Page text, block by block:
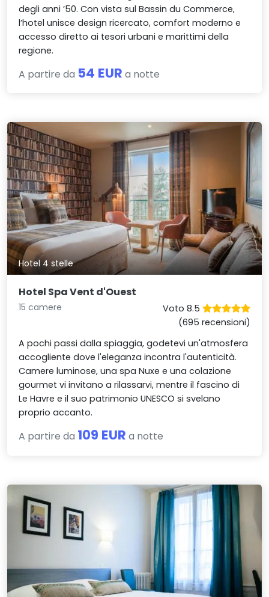
degli anni ’50. Con vista sul Bassin du Commerce,
l’hotel unisce design ricercato, comfort moderno e
accesso diretto ai tesori urbani e marittimi della
regione.
A partire da 54 EUR a notte
Hotel 4 stelle
Hotel Spa Vent d'Ouest
15 camere
Voto 8.5
(695 recensioni)
A pochi passi dalla spiaggia, godetevi un'atmosfera
accogliente dove l'eleganza incontra l'autenticità.
Camere luminose, una spa Nuxe e una colazione
gourmet vi invitano a rilassarvi, mentre il fascino di
Le Havre e il suo patrimonio UNESCO si svelano
proprio accanto.
A partire da 109 EUR a notte